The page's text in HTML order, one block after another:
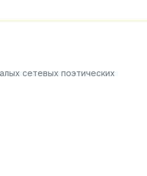
сетевых поэтических